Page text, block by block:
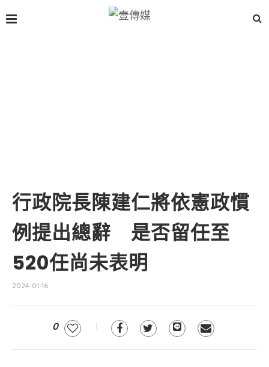
行政院長陳建仁將依憲政慣
例提出總辭 是否留任至
520任尚未表明
2024-01-16
0